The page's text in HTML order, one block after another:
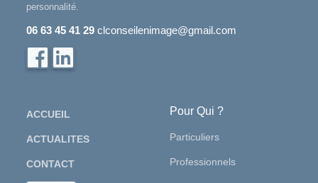
personnalité.
06 63 45 41 29 clconseilenimage@gmail.com
ACCUEIL
ACTUALITES
CONTACT
Pour Qui ?
Particuliers
Professionnels